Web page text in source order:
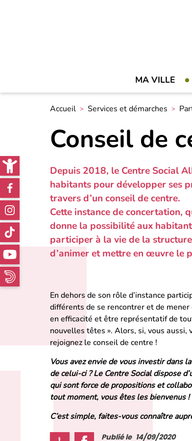
Open toolbar
MA VILLE
Réseaux
sociaux
Accueil Services et démarches
Conseil de
Depuis 2018, le Centre Social
habitants pour développer ses
travers d’un conseil de centre.
Cette instance de concertation,
donne la possibilité aux
participer à la vie de la
d’animer et mettre en œuvre le
En dehors de son rôle d’instance
différents de se rencontrer et de
en efficacité et être représentatif de
nouvelles têtes ». Alors, si, vous
rejoignez le conseil de centre !
Vous avez envie de vous investir dans
de celui-ci ? Le Centre Social dispose
qui sont force de propositions et
tout moment, vous êtes les bienvenus !
C’est simple, faites-vous connaître
Publié le 14/09/2020